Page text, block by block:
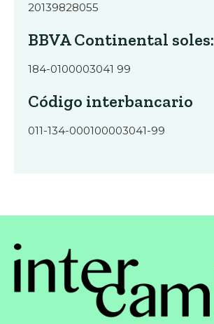
20139828055
BBVA Continental soles:
184-0100003041 99
Código interbancario
011-134-000100003041-99